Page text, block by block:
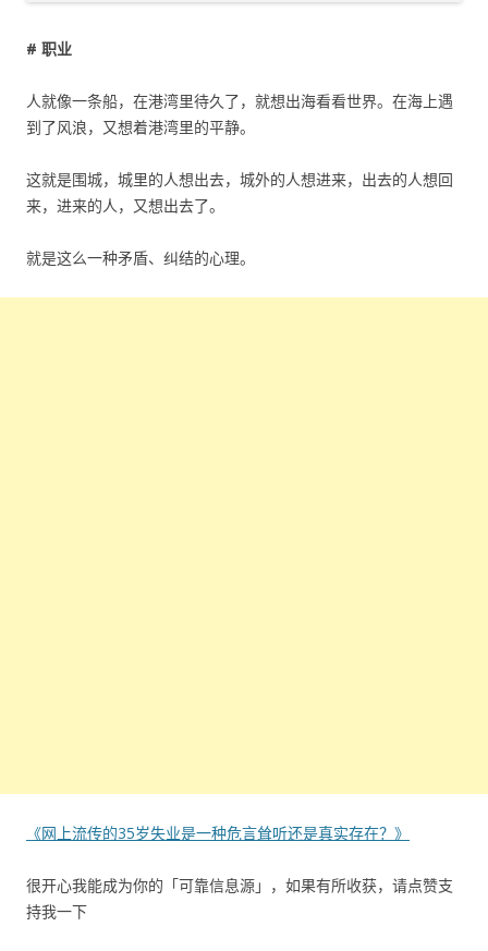
# 职业
人就像一条船，在港湾里待久了，就想出海看看世界。在海上遇
到了风浪，又想着港湾里的平静。
这就是围城，城里的人想出去，城外的人想进来，出去的人想回
来，进来的人，又想出去了。
就是这么一种矛盾、纠结的心理。
《网上流传的35岁失业是一种危言耸听还是真实存在？》
很开心我能成为你的「可靠信息源」，如果有所收获，请点赞支
持我一下